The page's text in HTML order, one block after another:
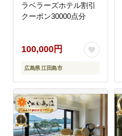
ラベラーズホテル割引
クーポン30000点分
100,000円
広島県 江田島市